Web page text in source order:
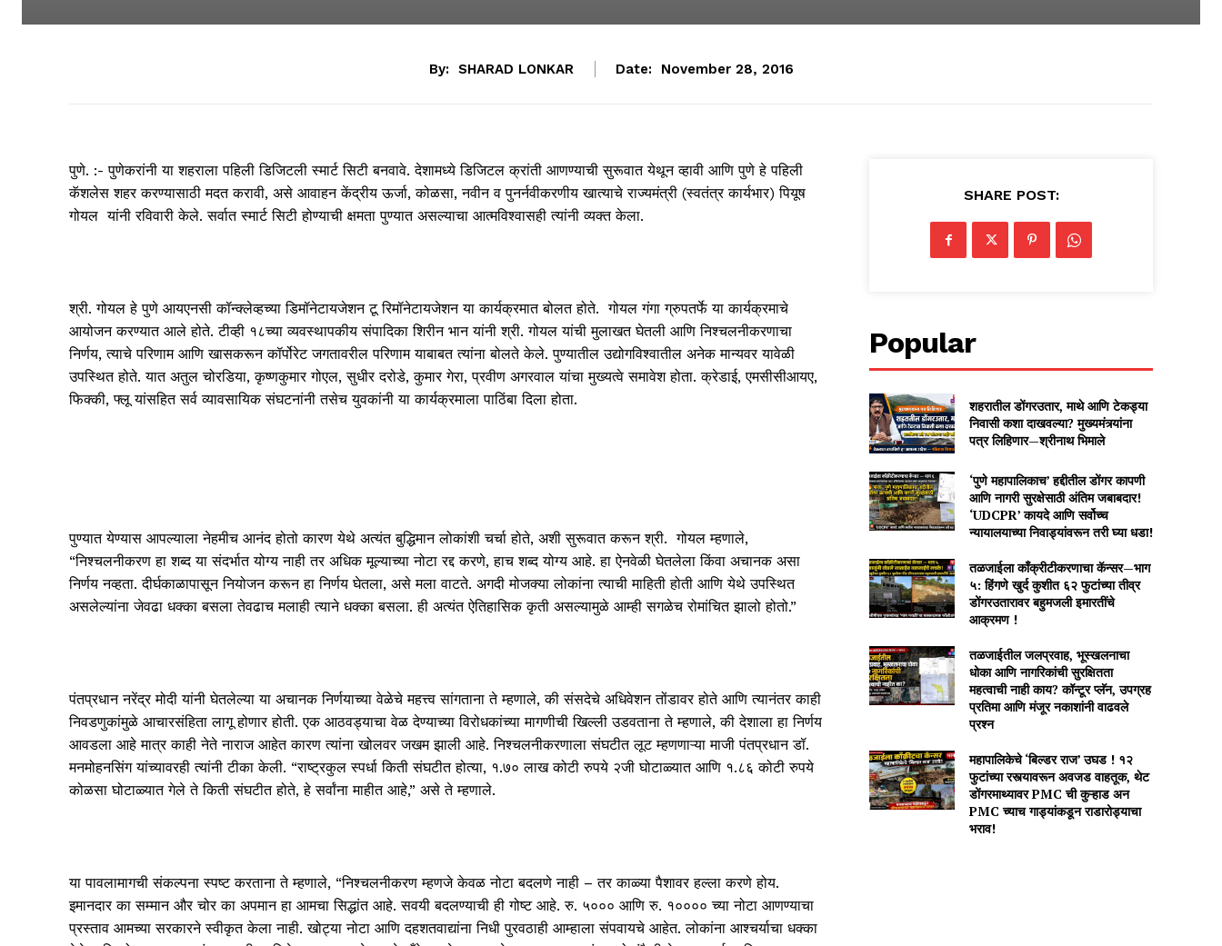
By: SHARAD LONKAR Date: November 28, 2016
पुणे. :- पुणेकरांनी या शहराला पहिली डिजिटली स्मार्ट सिटी बनवावे. देशामध्ये डिजिटल क्रांती आणण्याची सुरूवात येथून व्हावी आणि पुणे हे पहिली
कॅशलेस शहर करण्यासाठी मदत करावी, असे आवाहन केंद्रीय ऊर्जा, कोळसा, नवीन व पुनर्नवीकरणीय खात्याचे राज्यमंत्री (स्वतंत्र कार्यभार) पियूष
गोयल यांनी रविवारी केले. सर्वात स्मार्ट सिटी होण्याची क्षमता पुण्यात असल्याचा आत्मविश्वासही त्यांनी व्यक्त केला.
श्री. गोयल हे पुणे आयएनसी कॉन्क्लेव्हच्या डिमॉनेटायजेशन टू रिमॉनेटायजेशन या कार्यक्रमात बोलत होते. गोयल गंगा ग्रुपतर्फे या कार्यक्रमाचे
आयोजन करण्यात आले होते. टीव्ही १८च्या व्यवस्थापकीय संपादिका शिरीन भान यांनी श्री. गोयल यांची मुलाखत घेतली आणि निश्चलनीकरणाचा
निर्णय, त्याचे परिणाम आणि खासकरून कॉर्पोरेट जगतावरील परिणाम याबाबत त्यांना बोलते केले. पुण्यातील उद्योगविश्वातील अनेक मान्यवर यावेळी
उपस्थित होते. यात अतुल चोरडिया, कृष्णकुमार गोएल, सुधीर दरोडे, कुमार गेरा, प्रवीण अगरवाल यांचा मुख्यत्वे समावेश होता. क्रेडाई, एमसीसीआयए,
फिक्की, फ्लू यांसहित सर्व व्यावसायिक संघटनांनी तसेच युवकांनी या कार्यक्रमाला पाठिंबा दिला होता.
पुण्यात येण्यास आपल्याला नेहमीच आनंद होतो कारण येथे अत्यंत बुद्धिमान लोकांशी चर्चा होते, अशी सुरूवात करून श्री. गोयल म्हणाले,
“निश्चलनीकरण हा शब्द या संदर्भात योग्य नाही तर अधिक मूल्याच्या नोटा रद्द करणे, हाच शब्द योग्य आहे. हा ऐनवेळी घेतलेला किंवा अचानक असा
निर्णय नव्हता. दीर्घकाळापासून नियोजन करून हा निर्णय घेतला, असे मला वाटते. अगदी मोजक्या लोकांना त्याची माहिती होती आणि येथे उपस्थित
असलेल्यांना जेवढा धक्का बसला तेवढाच मलाही त्याने धक्का बसला. ही अत्यंत ऐतिहासिक कृती असल्यामुळे आम्ही सगळेच रोमांचित झालो होतो.”
पंतप्रधान नरेंद्र मोदी यांनी घेतलेल्या या अचानक निर्णयाच्या वेळेचे महत्त्व सांगताना ते म्हणाले, की संसदेचे अधिवेशन तोंडावर होते आणि त्यानंतर काही
निवडणुकांमुळे आचारसंहिता लागू होणार होती. एक आठवड्याचा वेळ देण्याच्या विरोधकांच्या मागणीची खिल्ली उडवताना ते म्हणाले, की देशाला हा निर्णय
आवडला आहे मात्र काही नेते नाराज आहेत कारण त्यांना खोलवर जखम झाली आहे. निश्चलनीकरणाला संघटीत लूट म्हणणाऱ्या माजी पंतप्रधान डॉ.
मनमोहनसिंग यांच्यावरही त्यांनी टीका केली. “राष्ट्रकुल स्पर्धा किती संघटीत होत्या, १.७० लाख कोटी रुपये २जी घोटाळ्यात आणि १.८६ कोटी रुपये
कोळसा घोटाळ्यात गेले ते किती संघटीत होते, हे सर्वांना माहीत आहे,” असे ते म्हणाले.
या पावलामागची संकल्पना स्पष्ट करताना ते म्हणाले, “निश्चलनीकरण म्हणजे केवळ नोटा बदलणे नाही – तर काळ्या पैशावर हल्ला करणे होय.
इमानदार का सम्मान और चोर का अपमान हा आमचा सिद्धांत आहे. सवयी बदलण्याची ही गोष्ट आहे. रु. ५००० आणि रु. १०००० च्या नोटा आणण्याचा
प्रस्ताव आमच्या सरकारने स्वीकृत केला नाही. खोट्या नोटा आणि दहशतवाद्यांना निधी पुरवठाही आम्हाला संपवायचे आहेत. लोकांना आश्चर्याचा धक्का
SHARE POST:
Popular
शहरातील डोंगरउतार, माथे आणि टेकड्या
निवासी कशा दाखवल्या? मुख्यमंत्र्यांना
पत्र लिहिणार—श्रीनाथ भिमाले
‘पुणे महापालिकाच’ हद्दीतील डोंगर कापणी
आणि नागरी सुरक्षेसाठी अंतिम जबाबदार!
‘UDCPR’ कायदे आणि सर्वोच्च
न्यायालयाच्या निवाड्यांवरून तरी घ्या धडा!
तळजाईला काँक्रीटीकरणाचा कॅन्सर—भाग
५: हिंगणे खुर्द कुशीत ६२ फुटांच्या तीव्र
डोंगरउतारावर बहुमजली इमारतींचे
आक्रमण !
तळजाईतील जलप्रवाह, भूस्खलनाचा
धोका आणि नागरिकांची सुरक्षितता
महत्वाची नाही काय? कॉन्टूर प्लॅन, उपग्रह
प्रतिमा आणि मंजूर नकाशांनी वाढवले
प्रश्न
महापालिकेचे ‘बिल्डर राज’ उघड ! १२
फुटांच्या रस्त्यावरून अवजड वाहतूक, थेट
डोंगरमाथ्यावर PMC ची कुऱ्हाड अन
PMC च्याच गाड्यांकडून राडारोड्याचा
भराव!